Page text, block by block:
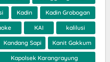
Kadin Kadin Grobogan
KAI kalilusi
Kandang Sapi Kanit Gakkum
Kapolsek Karangrayung